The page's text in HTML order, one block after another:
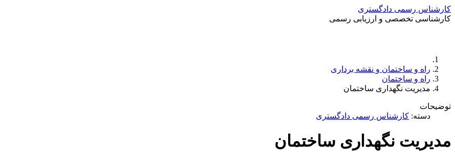
کارشناس رسمی دادگستری
کارشناسی تخصصی و ارزیابی رسمی
راه و ساختمان و نقشه برداری
راه و ساختمان
مدیریت نگهداری ساختمان
توضیحات
دسته: کارشناس رسمی دادگستری
مدیریت نگهداری ساختمان